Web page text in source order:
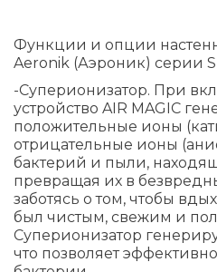
Функции и опции
Aeronik (Аэроник) серии
-Cуперионизатор. При
устройство AIR MAGIC
положительные ионы
отрицательные ионы
бактерий и пыли,
превращая их в
заботясь о том, чтобы
был чистым, свежим и
Суперионизатор
что позволяет